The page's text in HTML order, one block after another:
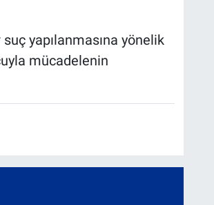
yapılanmasına yönelik
mücadelenin